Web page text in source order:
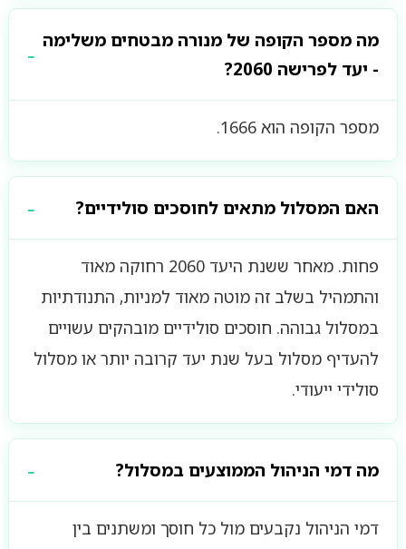
מה מספר הקופה של מנורה מבטחים משלימה
- יעד לפרישה 2060?
מספר הקופה הוא 1666.
האם המסלול מתאים לחוסכים סולידיים?
פחות. מאחר ששנת היעד 2060 רחוקה מאוד
והתמהיל בשלב זה מוטה מאוד למניות, התנודתיות
במסלול גבוהה. חוסכים סולידיים מובהקים עשויים
להעדיף מסלול בעל שנת יעד קרובה יותר או מסלול
סולידי ייעודי.
מה דמי הניהול הממוצעים במסלול?
דמי הניהול נקבעים מול כל חוסך ומשתנים בין